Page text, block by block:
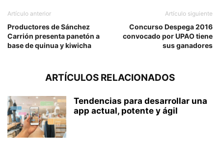
Artículo anterior
Productores de Sánchez
Carrión presenta panetón a
base de quinua y kiwicha
Artículo siguiente
Concurso Despega 2016
convocado por UPAO tiene
sus ganadores
ARTÍCULOS RELACIONADOS
Tendencias para desarrollar una
app actual, potente y ágil